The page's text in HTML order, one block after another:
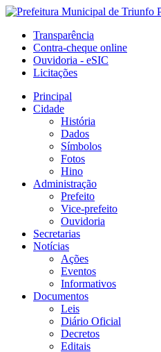
Transparência
Contra-cheque online
Ouvidoria - eSIC
Licitações
Principal
Cidade
História
Dados
Símbolos
Fotos
Hino
Administração
Prefeito
Vice-prefeito
Ouvidoria
Secretarias
Notícias
Ações
Eventos
Informativos
Documentos
Leis
Diário Oficial
Decretos
Editais